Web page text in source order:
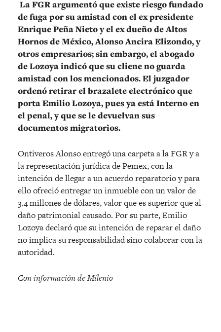
La FGR argumentó que existe riesgo fundado
de fuga por su amistad con el ex presidente
Enrique Peña Nieto y el ex dueño de Altos
Hornos de México, Alonso Ancira Elizondo, y
otros empresarios; sin embargo, el abogado
de Lozoya indicó que su cliene no guarda
amistad con los mencionados. El juzgador
ordenó retirar el brazalete electrónico que
porta Emilio Lozoya, pues ya está Interno en
el penal, y que se le devuelvan sus
documentos migratorios.
Ontiveros Alonso entregó una carpeta a la FGR y a
la representación jurídica de Pemex, con la
intención de llegar a un acuerdo reparatorio y para
ello ofreció entregar un inmueble con un valor de
3.4 millones de dólares, valor que es superior que al
daño patrimonial causado. Por su parte, Emilio
Lozoya declaró que su intención de reparar el daño
no implica su responsabilidad sino colaborar con la
autoridad.
Con información de Milenio